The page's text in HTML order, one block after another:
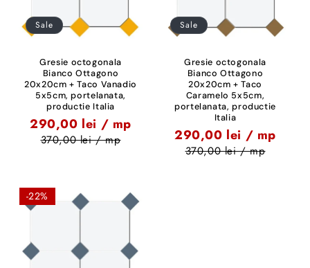
Sale
Gresie octogonala
Bianco Ottagono
20x20cm + Taco Vanadio
5x5cm, portelanata,
productie Italia
290,00 lei / mp
370,00 lei / mp
Sale
Gresie octogonala
Bianco Ottagono
20x20cm + Taco
Caramelo 5x5cm,
portelanata, productie
Italia
290,00 lei / mp
370,00 lei / mp
-22%